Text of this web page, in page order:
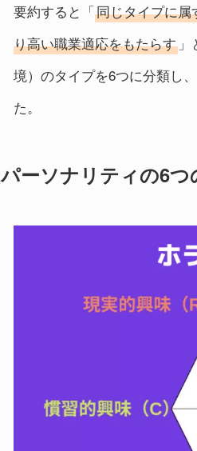
要約すると「同じタイプに属
り高い職業適応をもたらす
境）のタイプを6つに分類し
た。
パーソナリティの6つ